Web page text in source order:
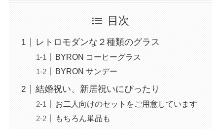
目次
レトロモダンな２種類のグラス
BYRON コーヒーグラス
BYRON サンデー
結婚祝い、新居祝いにぴったり
お二人向けのセットをご用意しています
もちろん単品も